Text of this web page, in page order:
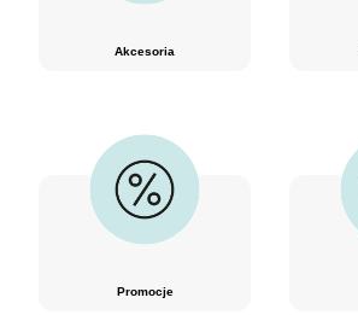
Akcesoria
Promocje